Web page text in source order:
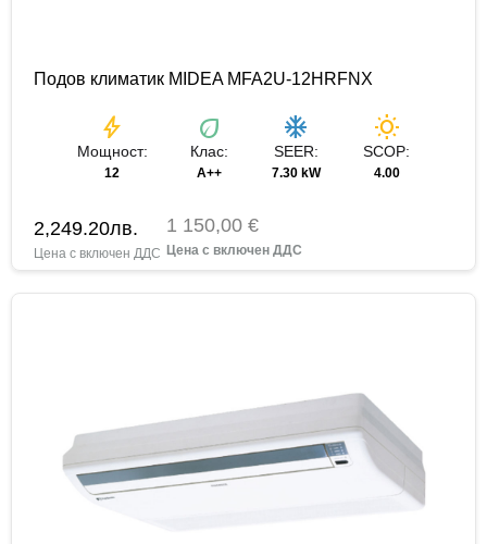
Подов климатик MIDEA MFA2U-12HRFNX
bolt
Мощност:
12
eco
Клас:
A++
ac_unit
SEER:
7.30 kW
wb_sunny
SCOP:
4.00
2,249.20лв. 1 150,00 €